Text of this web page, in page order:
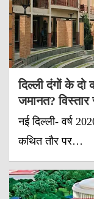
दिल्ली दंगों के दो
जमानत? विस्तार
नई दिल्ली- वर्ष
कथित तौर पर…